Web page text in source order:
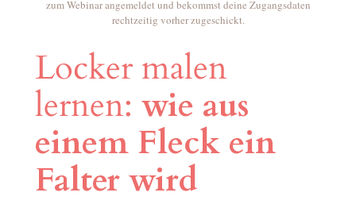
zum Webinar angemeldet und bekommst deine Zugangsdaten
rechtzeitig vorher zugeschickt.
Locker malen
lernen: wie aus
einem Fleck ein
Falter wird